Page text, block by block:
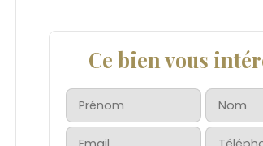
Ce bien vous
Prénom Nom